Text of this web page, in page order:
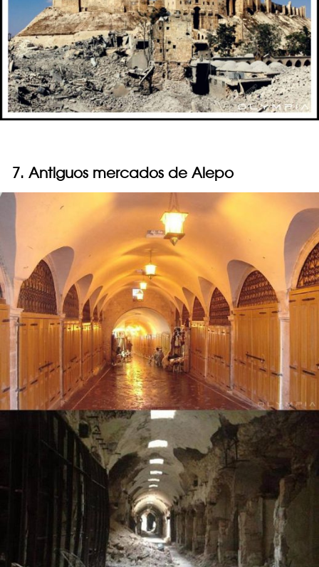
7. Antiguos mercados de Alepo